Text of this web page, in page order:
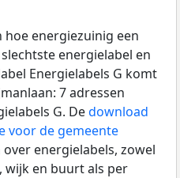
hoe energiezuinig een
energielabel en
Energielabels G komt
7 adressen
G. Dedownload
voor de gemeente
energielabels, zowel
wijk en buurt als per